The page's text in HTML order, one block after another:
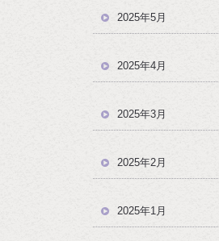
2025年5月
2025年4月
2025年3月
2025年2月
2025年1月